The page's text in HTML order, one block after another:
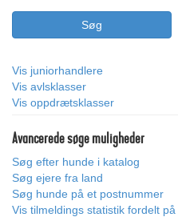
Vis juniorhandlere
Vis avlsklasser
Vis oppdrætsklasser
Avancerede søge muligheder
Søg efter hunde i katalog
Søg ejere fra land
Søg hunde på et postnummer
Vis tilmeldings statistik fordelt